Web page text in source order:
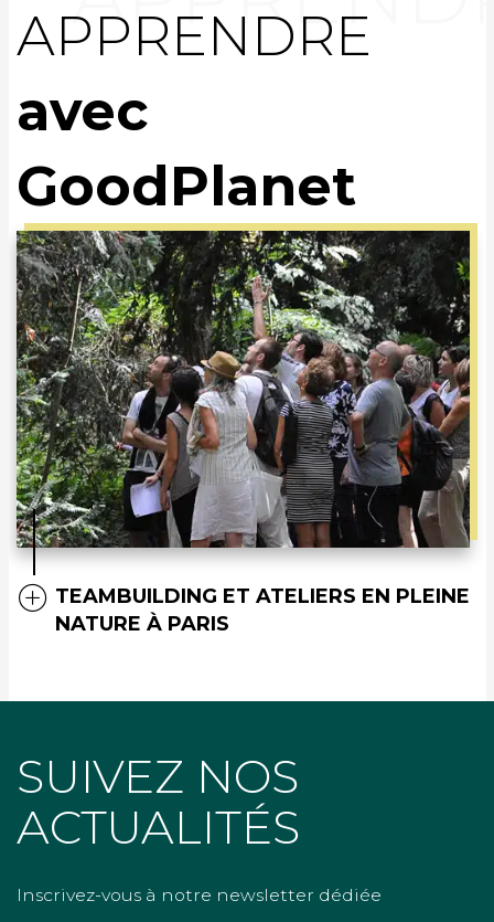
APPRENDRE
avec
GoodPlanet
TEAMBUILDING ET ATELIERS EN PLEINE
NATURE À PARIS
SUIVEZ NOS
ACTUALITÉS
Inscrivez-vous à notre newsletter dédiée